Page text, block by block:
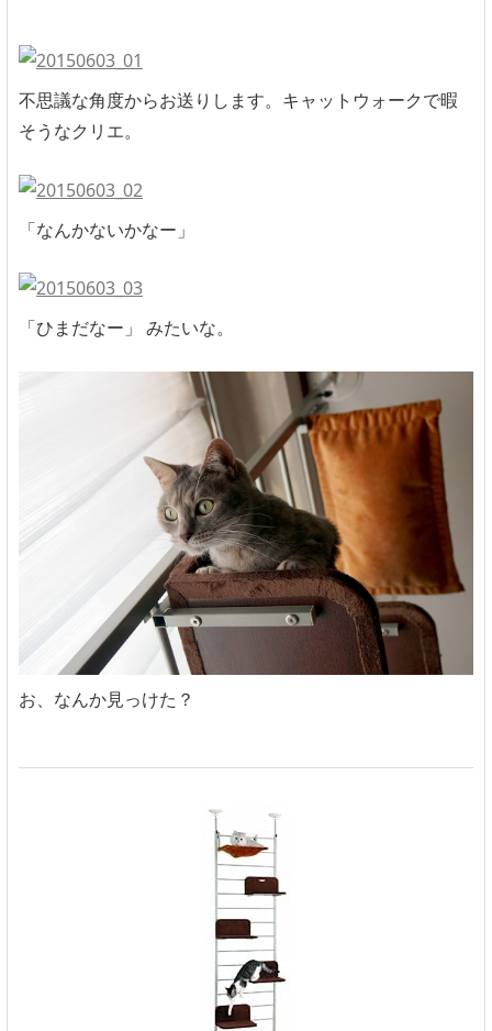
不思議な角度からお送りします。キャットウォークで暇
そうなクリエ。
「なんかないかなー」
「ひまだなー」 みたいな。
お、なんか見っけた？